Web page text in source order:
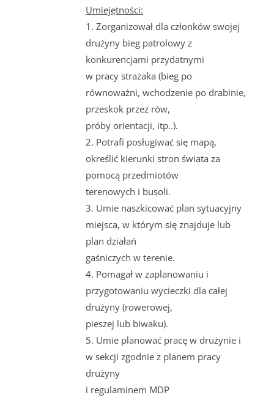
Umiejętności:
1. Zorganizował dla członków swojej
drużyny bieg patrolowy z
konkurencjami przydatnymi
w pracy strażaka (bieg po
równoważni, wchodzenie po drabinie,
przeskok przez rów,
próby orientacji, itp..).
2. Potrafi posługiwać się mapą,
określić kierunki stron świata za
pomocą przedmiotów
terenowych i busoli.
3. Umie naszkicować plan sytuacyjny
miejsca, w którym się znajduje lub
plan działań
gaśniczych w terenie.
4. Pomagał w zaplanowaniu i
przygotowaniu wycieczki dla całej
drużyny (rowerowej,
pieszej lub biwaku).
5. Umie planować pracę w drużynie i
w sekcji zgodnie z planem pracy
drużyny
i regulaminem MDP